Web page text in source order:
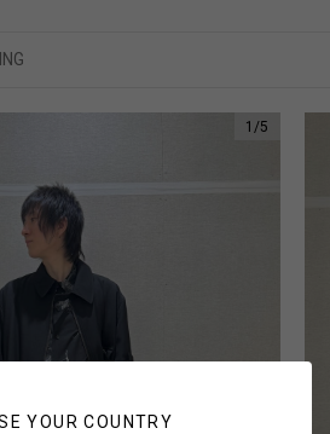
YOUR COUNTRY
1 /5